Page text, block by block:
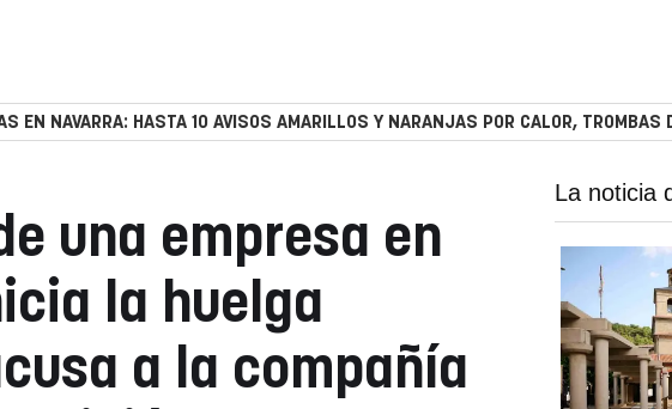
EN NAVARRA: HASTA 10 AVISOS AMARILLOS Y NARANJAS POR CALOR, TROMBAS
una empresa en
la huelga
a la compañía
La noticia